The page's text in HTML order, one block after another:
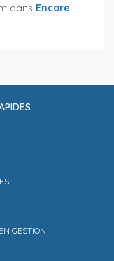
dans Encore
GESTION